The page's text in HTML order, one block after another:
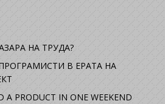
НА ТРУДА?
В ЕРАТА НА
A PRODUCT IN ONE WEEKEND